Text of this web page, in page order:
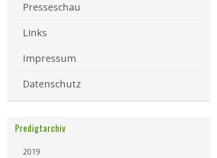
Presseschau
Links
Impressum
Datenschutz
Predigtarchiv
2019